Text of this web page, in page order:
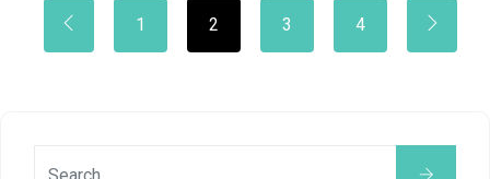
1 2 3 4